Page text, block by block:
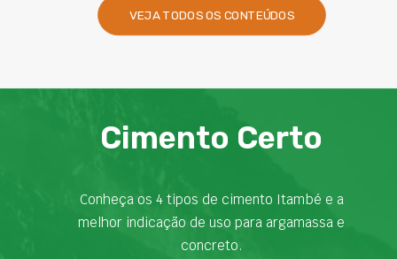
VEJA TODOS OS CONTEÚDOS
Cimento Certo
Conheça os 4 tipos de cimento Itambé e a
melhor indicação de uso para argamassa e
concreto.